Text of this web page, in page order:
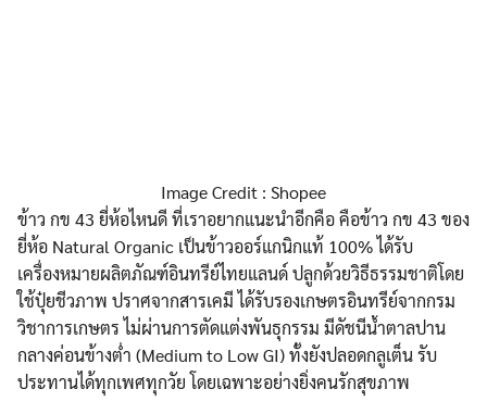
Image Credit : Shopee
ข้าว กข 43 ยี่ห้อไหนดี ที่เราอยากแนะนำอีกคือ คือข้าว กข 43 ของ
ยี่ห้อ Natural Organic เป็นข้าวออร์แกนิกแท้ 100% ได้รับ
เครื่องหมายผลิตภัณฑ์อินทรีย์ไทยแลนด์ ปลูกด้วยวิธีธรรมชาติโดย
ใช้ปุ๋ยชีวภาพ ปราศจากสารเคมี ได้รับรองเกษตรอินทรีย์จากกรม
วิชาการเกษตร ไม่ผ่านการตัดแต่งพันธุกรรม มีดัชนีน้ำตาลปาน
กลางค่อนข้างต่ำ (Medium to Low GI) ทั้งยังปลอดกลูเต็น รับ
ประทานได้ทุกเพศทุกวัย โดยเฉพาะอย่างยิ่งคนรักสุขภาพ